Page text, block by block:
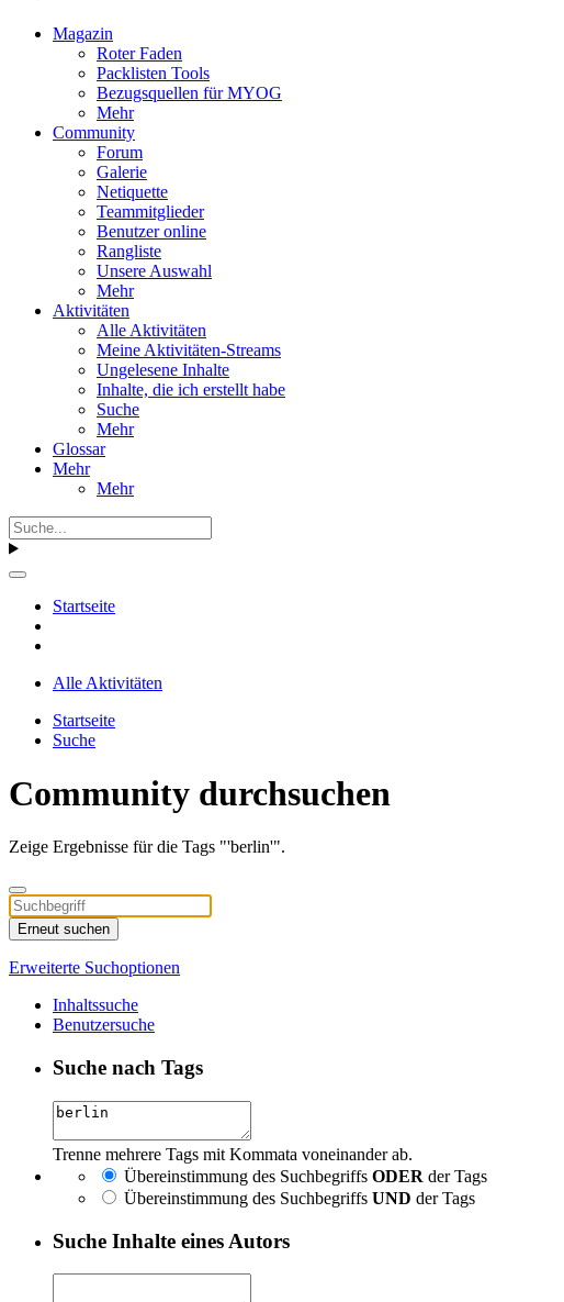
Magazin
Roter Faden
Packlisten Tools
Bezugsquellen für MYOG
Mehr
Community
Forum
Galerie
Netiquette
Teammitglieder
Benutzer online
Rangliste
Unsere Auswahl
Mehr
Aktivitäten
Alle Aktivitäten
Meine Aktivitäten-Streams
Ungelesene Inhalte
Inhalte, die ich erstellt habe
Suche
Mehr
Glossar
Mehr
Mehr
Startseite
Alle Aktivitäten
Startseite
Suche
Community durchsuchen
Zeige Ergebnisse für die Tags "'berlin'".
Erneut suchen
Erweiterte Suchoptionen
Inhaltssuche
Benutzersuche
Suche nach Tags
Trenne mehrere Tags mit Kommata voneinander ab.
Übereinstimmung des Suchbegriffs ODER der Tags
Übereinstimmung des Suchbegriffs UND der Tags
Suche Inhalte eines Autors